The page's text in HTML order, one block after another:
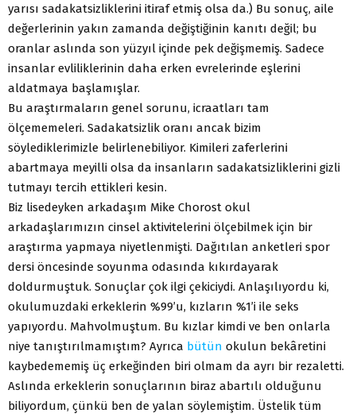
yarısı sadakatsizliklerini itiraf etmiş olsa da.) Bu sonuç, aile
değerlerinin yakın zamanda değiştiğinin kanıtı değil; bu
oranlar aslında son yüzyıl içinde pek değişmemiş. Sadece
insanlar evliliklerinin daha erken evrelerinde eşlerini
aldatmaya başlamışlar.
Bu araştırmaların genel sorunu, icraatları tam
ölçememeleri. Sadakatsizlik oranı ancak bizim
söylediklerimizle belirlenebiliyor. Kimileri zaferlerini
abartmaya meyilli olsa da insanların sadakatsizliklerini gizli
tutmayı tercih ettikleri kesin.
Biz lisedeyken arkadaşım Mike Chorost okul
arkadaşlarımızın cinsel aktivitelerini ölçebilmek için bir
araştırma yapmaya niyetlenmişti. Dağıtılan anketleri spor
dersi öncesinde soyunma odasında kıkırdayarak
doldurmuştuk. Sonuçlar çok ilgi çekiciydi. Anlaşılıyordu ki,
okulumuzdaki erkeklerin %99’u, kızların %1’i ile seks
yapıyordu. Mahvolmuştum. Bu kızlar kimdi ve ben onlarla
niye tanıştırılmamıştım? Ayrıca bütün okulun bekâretini
kaybedememiş üç erkeğinden biri olmam da ayrı bir rezaletti.
Aslında erkeklerin sonuçlarının biraz abartılı olduğunu
biliyordum, çünkü ben de yalan söylemiştim. Üstelik tüm